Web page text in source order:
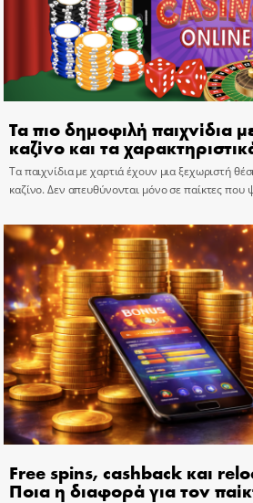
Τα πιο δημοφιλή παιχνίδια
καζίνο και τα
Τα παιχνίδια με χαρτιά έχουν μια ξεχωριστή
καζίνο. Δεν απευθύνονται μόνο σε παίκτες που
Free spins, cashback και
Ποια η διαφορά για τον